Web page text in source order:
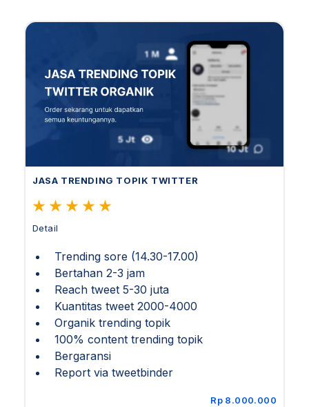
JASA TRENDING TOPIK TWITTER
Detail
Trending sore (14.30-17.00)
Bertahan 2-3 jam
Reach tweet 5-30 juta
Kuantitas tweet 2000-4000
Organik trending topik
100% content trending topik
Bergaransi
Report via tweetbinder
Rp 8.000.000